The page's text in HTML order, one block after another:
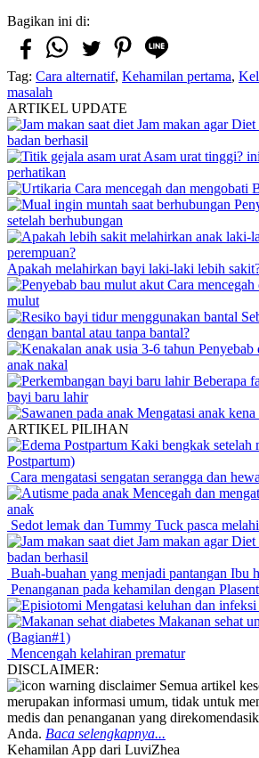
Bagikan ini di:
Tag: Cara alternatif, Kehamilan pertama,
masalah
ARTIKEL UPDATE
Jam makan agar
badan berhasil
Asam urat tinggi?
perhatikan
Cara mencegah dan mengobati
setelah berhubungan
Apakah melahirkan bayi laki-laki lebih
Cara mencegah
mulut
dengan bantal atau tanpa bantal?
Penyebab
anak nakal
Beberapa
bayi baru lahir
Mengatasi anak
ARTIKEL PILIHAN
Kaki bengkak setelah
Postpartum)
Cara mengatasi sengatan serangga dan
Mencegah dan
anak
Sedot lemak dan Tummy Tuck pasca
Jam makan agar
badan berhasil
Buah-buahan yang menjadi pantangan Ibu
Penanganan pada kehamilan dengan
Mengatasi keluhan dan
Makanan sehat
(Bagian#1)
Mencengah kelahiran prematur
DISCLAIMER:
Semua artikel
merupakan informasi umum, tidak untuk
medis dan penanganan yang
Anda. Baca selengkapnya...
Kehamilan App dari LuviZhea